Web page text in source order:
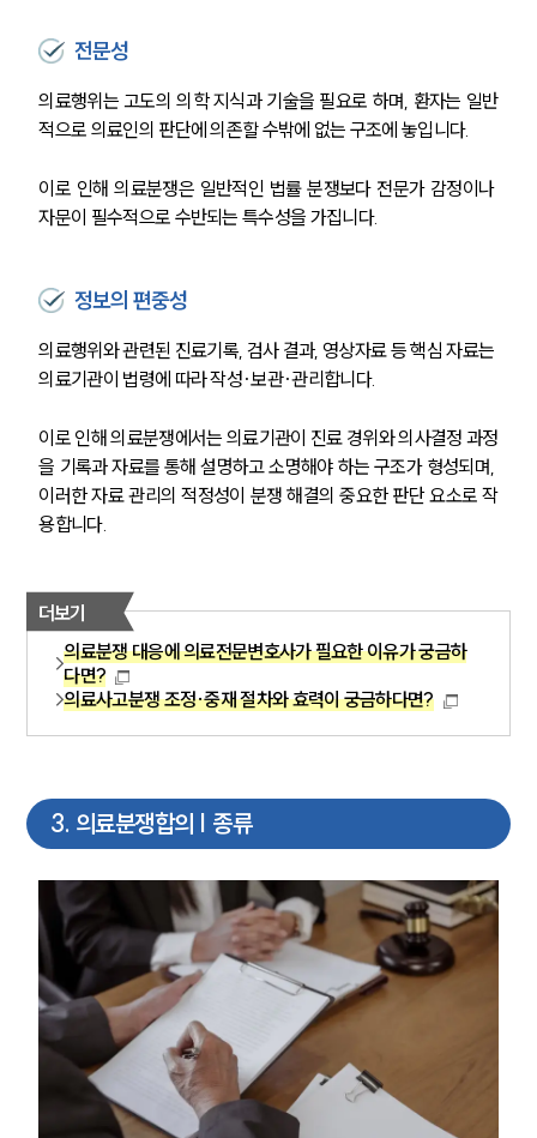
전문성
의료행위는 고도의 의학 지식과 기술을 필요로 하며, 환자는 일반
적으로 의료인의 판단에 의존할 수밖에 없는 구조에 놓입니다.
이로 인해 의료분쟁은 일반적인 법률 분쟁보다 전문가 감정이나
자문이 필수적으로 수반되는 특수성을 가집니다.
정보의 편중성
의료행위와 관련된 진료기록, 검사 결과, 영상자료 등 핵심 자료는
의료기관이 법령에 따라 작성·보관·관리합니다.
이로 인해 의료분쟁에서는 의료기관이 진료 경위와 의사결정 과정
을 기록과 자료를 통해 설명하고 소명해야 하는 구조가 형성되며,
이러한 자료 관리의 적정성이 분쟁 해결의 중요한 판단 요소로 작
용합니다.
더보기
의료분쟁 대응에 의료전문변호사가 필요한 이유가 궁금하
다면?
의료사고분쟁 조정·중재 절차와 효력이 궁금하다면?
3. 의료분쟁합의 | 종류